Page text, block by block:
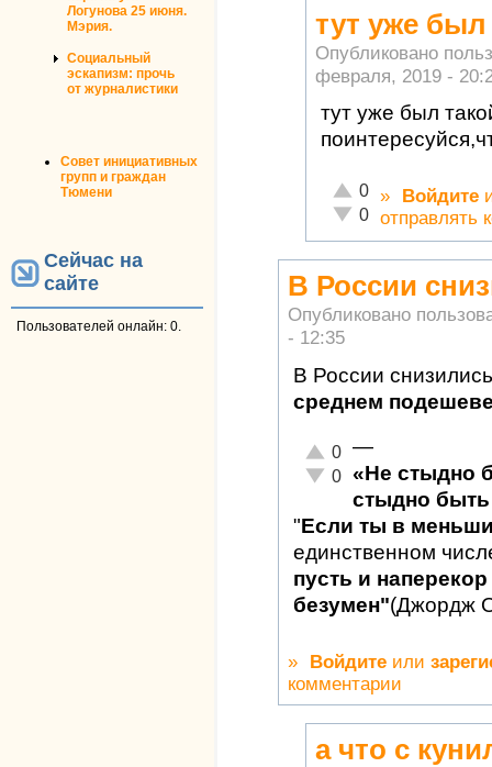
Логунова 25 июня.
Мэрия.
Социальный
эскапизм: прочь
от журналистики
Совет инициативных
групп и граждан
Тюмени
Сейчас на
сайте
Пользователей онлайн: 0.
тут уже
Опубликовано
февраля, 2019 -
тут уже был
Отлично!
0
Неадекватно!
0
» Войдите
отправлять
В России
Опубликовано
- 12:35
В России
среднем
Отлично!
0
Неадекватно!
0
—
«Не стыдно
стыдно быть
"Если ты в
единственном
пусть и
безумен"(Джордж
» Войдите или
комментарии
а что с